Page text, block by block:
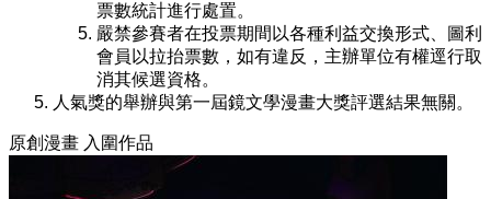
票數統計進行處置。
嚴禁參賽者在投票期間以各種利益交換形式、圖利
會員以拉抬票數，如有違反，主辦單位有權逕行取
消其候選資格。
人氣獎的舉辦與第一屆鏡文學漫畫大獎評選結果無關。
原創漫畫 入圍作品